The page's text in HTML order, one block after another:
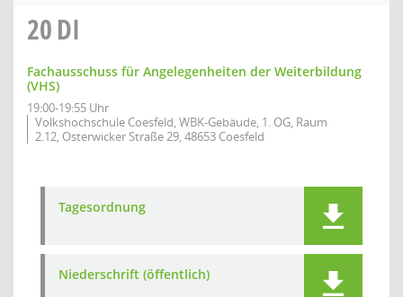
20DI
Fachausschuss für Angelegenheiten der Weiterbildung
(VHS)
19:00-19:55 Uhr
Volkshochschule Coesfeld, WBK-Gebäude, 1. OG, Raum
2.12, Osterwicker Straße 29, 48653 Coesfeld
Tagesordnung
Niederschrift (öffentlich)